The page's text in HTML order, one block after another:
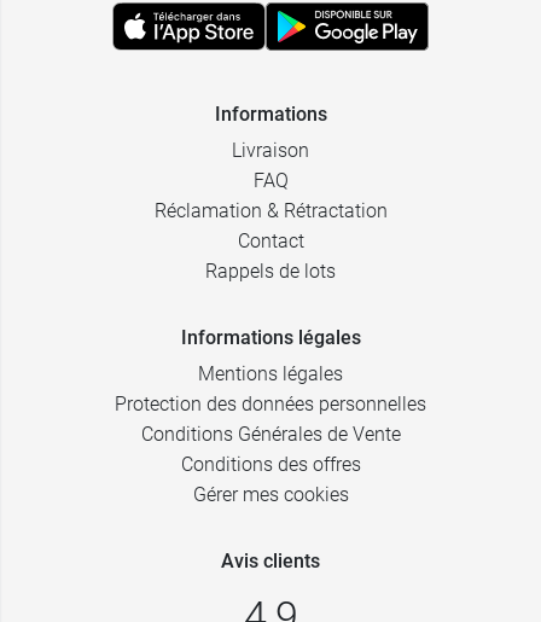
Informations
Livraison
FAQ
Réclamation & Rétractation
Contact
Rappels de lots
Informations légales
Mentions légales
Protection des données personnelles
Conditions Générales de Vente
Conditions des offres
Gérer mes cookies
Avis clients